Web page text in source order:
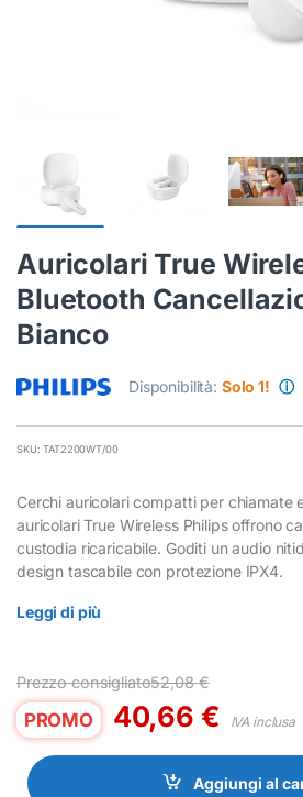
Auricolari True
Bluetooth
Bianco
Disponibilità: Solo 1! ⓘ
SKU: TAT2200WT/00
Cerchi auricolari compatti per chiamate
auricolari True Wireless Philips offrono
custodia ricaricabile. Goditi un audio
design tascabile con protezione IPX4.
Leggi di più
Prezzo consigliato52,08€
PROMO 40,66 € IVA inclusa
Aggiungi al